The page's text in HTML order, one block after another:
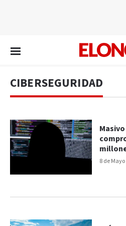
CIBERSEGURIDAD
8 de